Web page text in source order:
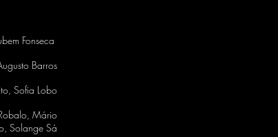
Fonseca
Barros
Sofia Lobo
Mário
Solange Sá